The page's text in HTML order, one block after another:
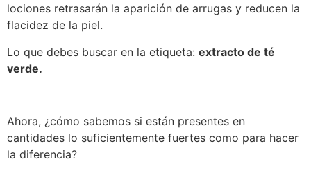
lociones retrasarán la aparición de arrugas y reducen la
flacidez de la piel.
Lo que debes buscar en la etiqueta: extracto de té
verde.
Ahora, ¿cómo sabemos si están presentes en
cantidades lo suficientemente fuertes como para hacer
la diferencia?